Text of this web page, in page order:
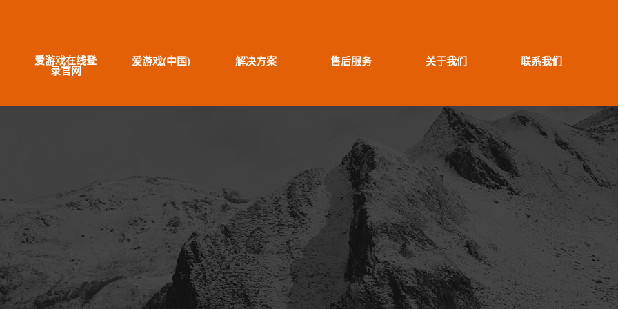
爱游戏在线登
录官网
爱游戏(中国) 解决方案 售后服务 关于我们 联系我们